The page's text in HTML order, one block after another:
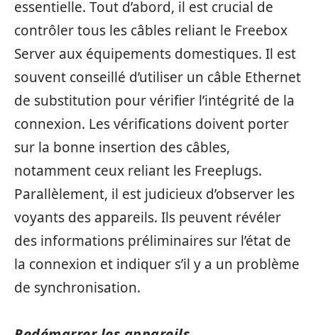
essentielle. Tout d’abord, il est crucial de
contrôler tous les câbles reliant le Freebox
Server aux équipements domestiques. Il est
souvent conseillé d’utiliser un câble Ethernet
de substitution pour vérifier l’intégrité de la
connexion. Les vérifications doivent porter
sur la bonne insertion des câbles,
notamment ceux reliant les Freeplugs.
Parallèlement, il est judicieux d’observer les
voyants des appareils. Ils peuvent révéler
des informations préliminaires sur l’état de
la connexion et indiquer s’il y a un problème
de synchronisation.